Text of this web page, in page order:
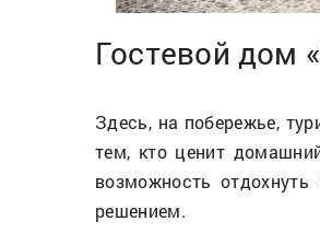
Гостевой дом
Здесь, на побережье,
тем, кто ценит
возможность
решением.